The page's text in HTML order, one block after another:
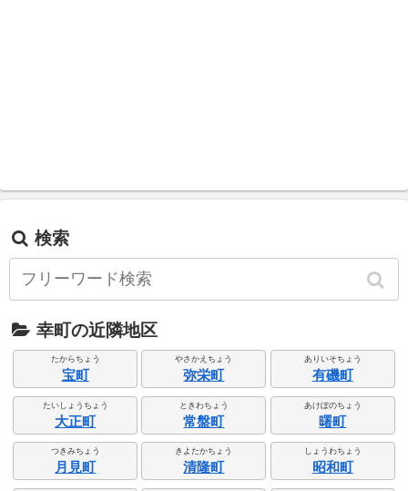
検索
幸町の近隣地区
たからちょう
宝町
やさかえちょう
弥栄町
ありいそちょう
有磯町
たいしょうちょう
大正町
ときわちょう
常盤町
あけぼのちょう
曙町
つきみちょう
月見町
きよたかちょう
清隆町
しょうわちょう
昭和町